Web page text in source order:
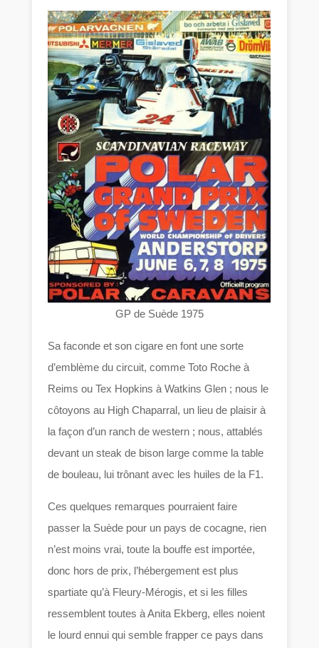
GP de Suède 1975
Sa faconde et son cigare en font une sorte
d’emblème du circuit, comme Toto Roche à
Reims ou Tex Hopkins à Watkins Glen ; nous le
côtoyons au High Chaparral, un lieu de plaisir à
la façon d’un ranch de western ; nous, attablés
devant un steak de bison large comme la table
de bouleau, lui trônant avec les huiles de la F1.
Ces quelques remarques pourraient faire
passer la Suède pour un pays de cocagne, rien
n’est moins vrai, toute la bouffe est importée,
donc hors de prix, l’hébergement est plus
spartiate qu’à Fleury-Mérogis, et si les filles
ressemblent toutes à Anita Ekberg, elles noient
le lourd ennui qui semble frapper ce pays dans